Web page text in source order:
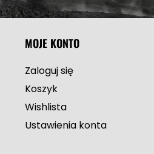
MOJE KONTO
Zaloguj się
Koszyk
Wishlista
Ustawienia konta